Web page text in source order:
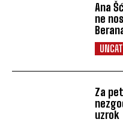
Ana
ne
Za
uzrok